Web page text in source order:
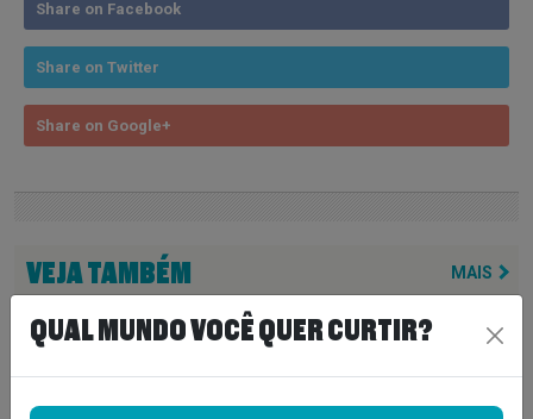
Share on Facebook
Share on Twitter
Share on Google+
VEJA TAMBÉM MAIS
LINDSEY BUCKINGHAM REVELA
REAPROXIMAÇÃO COM STEVIE
NICKS E INDICA NOVIDADES DO
FLEETWOOD MAC PARA 2027
QUAL MUNDO VOCÊ QUER CURTIR?